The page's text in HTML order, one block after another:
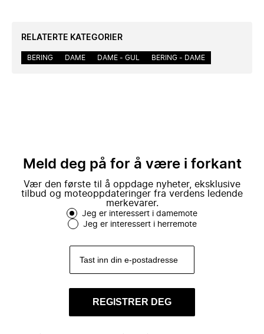
RELATERTE KATEGORIER
BERING DAME DAME - GUL BERING - DAME
Meld deg på for å være i forkant
Vær den første til å oppdage nyheter, eksklusive
tilbud og moteoppdateringer fra verdens ledende
merkevarer.
Jeg er interessert i damemote
Jeg er interessert i herremote
REGISTRER DEG